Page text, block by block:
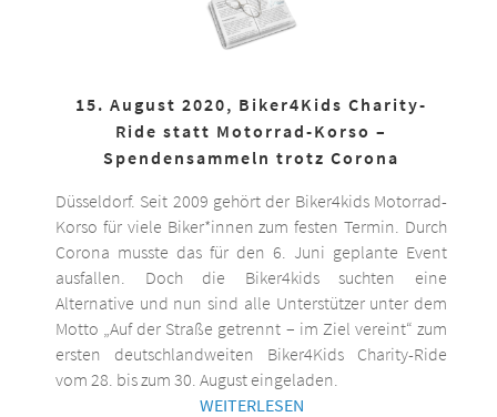
15. August 2020, Biker4Kids Charity-
Ride statt Motorrad-Korso –
Spendensammeln trotz Corona
Düsseldorf. Seit 2009 gehört der Biker4kids Motorrad-
Korso für viele Biker*innen zum festen Termin. Durch
Corona musste das für den 6. Juni geplante Event
ausfallen. Doch die Biker4kids suchten eine
Alternative und nun sind alle Unterstützer unter dem
Motto „Auf der Straße getrennt – im Ziel vereint“ zum
ersten deutschlandweiten Biker4Kids Charity-Ride
vom 28. bis zum 30. August eingeladen.
WEITERLESEN